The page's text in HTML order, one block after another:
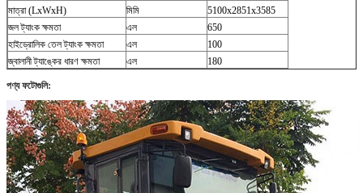
মাত্রা (LxWxH)
মিমি
5100x2851x3585
জল ট্যাংক ক্ষমতা
এল
650
হাইড্রোলিক তেল ট্যাংক ক্ষমতা
এল
100
জ্বালানী ট্যাঙ্কের ধারণ ক্ষমতা
এল 180
পণ্য ফটোগুলি: